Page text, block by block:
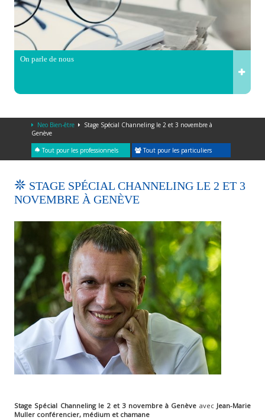
On parle de nous
Neo Bien-être
Stage Spécial Channeling le 2 et 3 novembre à
Genève
Tout pour les professionnels Tout pour les particuliers
STAGE SPÉCIAL CHANNELING LE 2 ET 3
NOVEMBRE À GENÈVE
Stage Spécial Channeling le 2 et 3 novembre à Genève avecJean-Marie
Muller conférencier, médium et chamane